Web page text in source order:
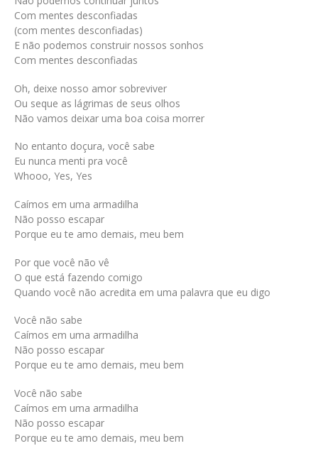
Com mentes desconfiadas
(com mentes desconfiadas)
E não podemos construir nossos sonhos
Com mentes desconfiadas
Oh, deixe nosso amor sobreviver
Ou seque as lágrimas de seus olhos
Não vamos deixar uma boa coisa morrer
No entanto doçura, você sabe
Eu nunca menti pra você
Whooo, Yes, Yes
Caímos em uma armadilha
Não posso escapar
Porque eu te amo demais, meu bem
Por que você não vê
O que está fazendo comigo
Quando você não acredita em uma palavra que eu digo
Você não sabe
Caímos em uma armadilha
Não posso escapar
Porque eu te amo demais, meu bem
Você não sabe
Caímos em uma armadilha
Não posso escapar
Porque eu te amo demais, meu bem